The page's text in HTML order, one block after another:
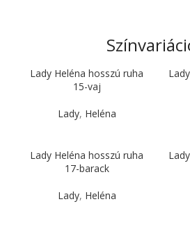
Lady Heléna hosszú ruha
15-vaj
Lady, Heléna
Lady Heléna hosszú ruha
17-barack
Lady, Heléna